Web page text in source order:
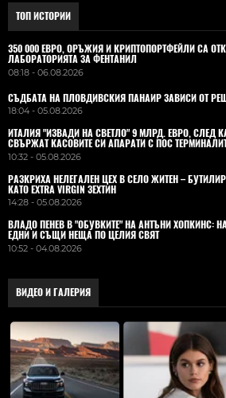
ТОП ИСТОРИИ
350 000 ЕВРО, ОРЪЖИЯ И КРИПТОПОРТФЕЙЛИ СА
ЛАБОРАТОРИЯТА ЗА ФЕНТАНИЛ
08:18 - 06.08.2026
СЪДБАТА НА ПЛОВДИВСКИЯ ПАНАИР ЗАВИСИ ОТ
18:04 - 05.08.2026
ИТАЛИЯ "ИЗВАДИ НА СВЕТЛО" 9 МЛРД. ЕВРО, СЛЕД
СВЪРЖАТ КАСОВИТЕ СИ АПАРАТИ С ПОС
10:32 - 05.08.2026
РАЗКРИХА НЕЛЕГАЛЕН ЦЕХ В СЕЛО ЖИТЕН –
КАТО EXTRA VIRGIN ЗЕХТИН
14:28 - 05.08.2026
ВЛАДO ПЕНЕВ В "ОБУВКИТЕ" НА АНТЪНИ ХОПКИНС:
ЕДНИ И СЪЩИ НЕЩА ПО ЦЕЛИЯ СВЯТ
10:52 - 04.08.2026
ВИДЕО И ГАЛЕРИЯ